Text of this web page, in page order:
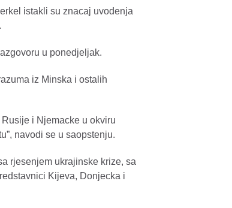
istakli su znacaj uvodenja
u ponedjeljak.
iz Minska i ostalih
i Njemacke u okviru
navodi se u saopstenju.
rjesenjem ukrajinske krize, sa
Kijeva, Donjecka i